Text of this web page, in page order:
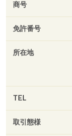
商号
免許番号
所在地
TEL
取引態様